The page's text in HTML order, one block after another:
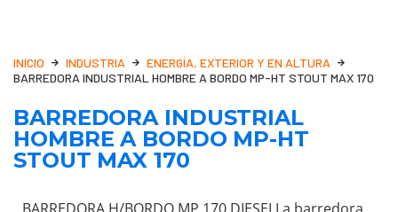
INICIO INDUSTRIA
ENERGÍA, EXTERIOR Y EN ALTURA
BARREDORA INDUSTRIAL HOMBRE A BORDO MP-HT STOUT MAX 170
BARREDORA INDUSTRIAL
HOMBRE A BORDO MP-HT
STOUT MAX 170